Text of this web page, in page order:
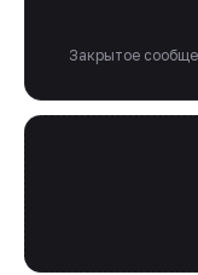
Закрытое